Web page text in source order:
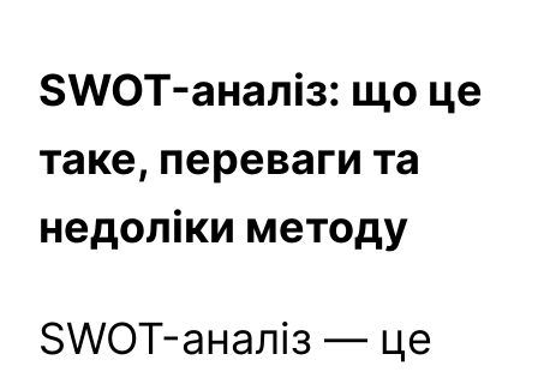
SWOT-аналіз: що це
таке, переваги та
недоліки методу
SWOT-аналіз — це